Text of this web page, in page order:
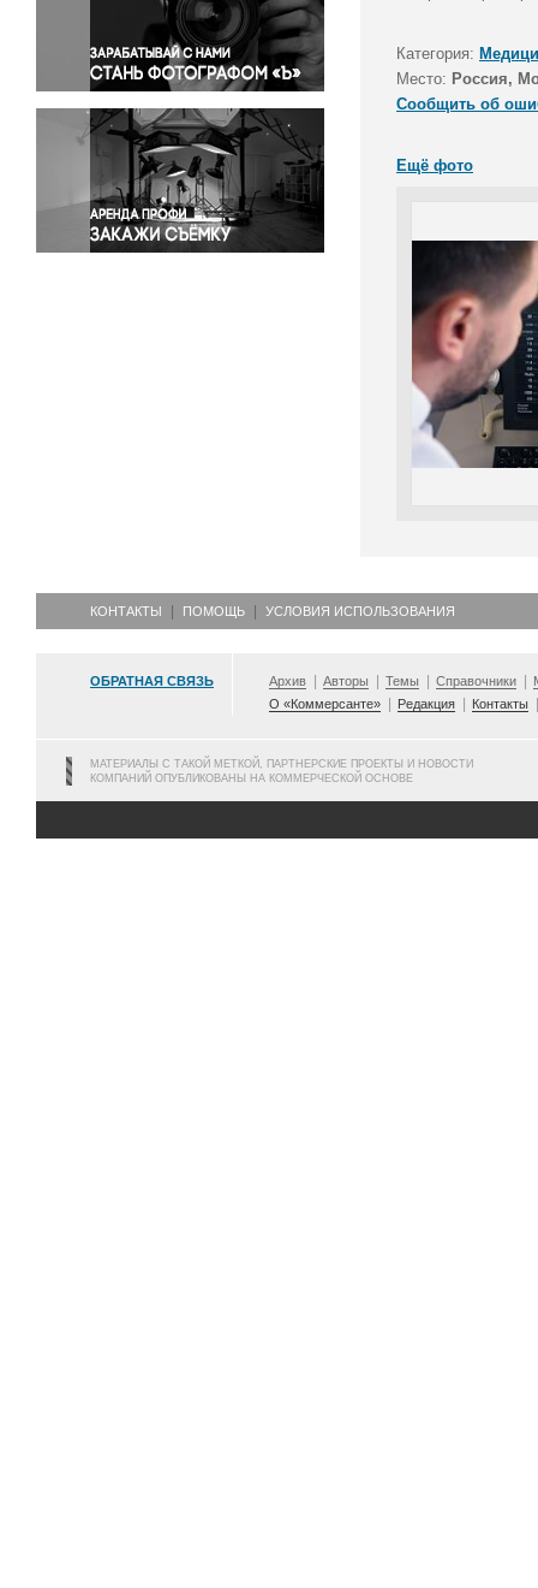
Правосудие
Происшествия и конфликты
Религия
Светская жизнь
Спорт
Экология
Экономика и бизнес
Категория:
Место: Россия,
Сообщить об
Ещё фото
КОНТАКТЫ ПОМОЩЬ УСЛОВИЯ ИСПОЛЬЗОВАНИЯ
ОБРАТНАЯ СВЯЗЬ Архив Авторы Темы Справочники
О «Коммерсанте»
Редакция Контакты
МАТЕРИАЛЫ С ТАКОЙ МЕТКОЙ, ПАРТНЕРСКИЕ ПРОЕКТЫ И НОВОСТИ
КОМПАНИЙ ОПУБЛИКОВАНЫ НА КОММЕРЧЕСКОЙ ОСНОВЕ